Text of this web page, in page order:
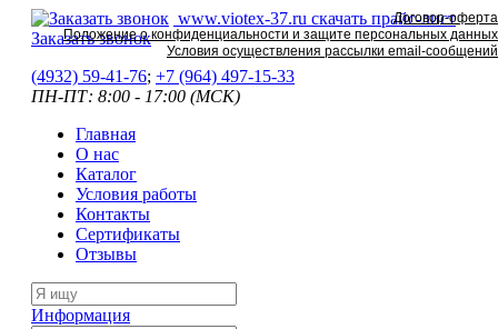
www.viotex-37.ru скачать прайс-лист
Заказать звонок
(4932) 59-41-76; +7 (964) 497-15-33
ПН-ПТ: 8:00 - 17:00 (МСК)
Главная
О нас
Каталог
Условия работы
Контакты
Сертификаты
Отзывы
Информация
Договор-оферта
Положение о конфиденциальности и защите персональных данных
Условия осуществления рассылки email-сообщений